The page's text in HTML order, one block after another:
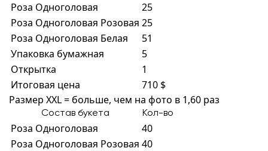
Роза Одноголовая
25
Роза Одноголовая Розовая 25
Роза Одноголовая Белая
51
Упаковка бумажная
5
Открытка
1
Итоговая цена
710 $
Размер XXL = больше, чем на фото в 1,60 раз
Состав букета Кол-во
Роза Одноголовая
40
Роза Одноголовая Розовая 40